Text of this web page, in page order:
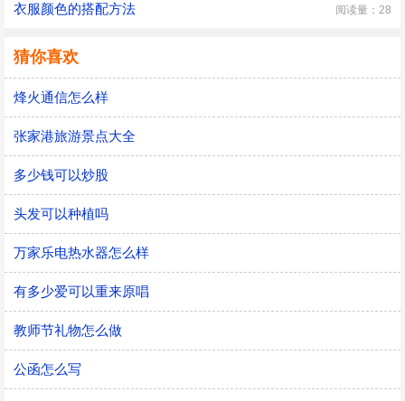
衣服颜色的搭配方法 阅读量：28
猜你喜欢
烽火通信怎么样
张家港旅游景点大全
多少钱可以炒股
头发可以种植吗
万家乐电热水器怎么样
有多少爱可以重来原唱
教师节礼物怎么做
公函怎么写